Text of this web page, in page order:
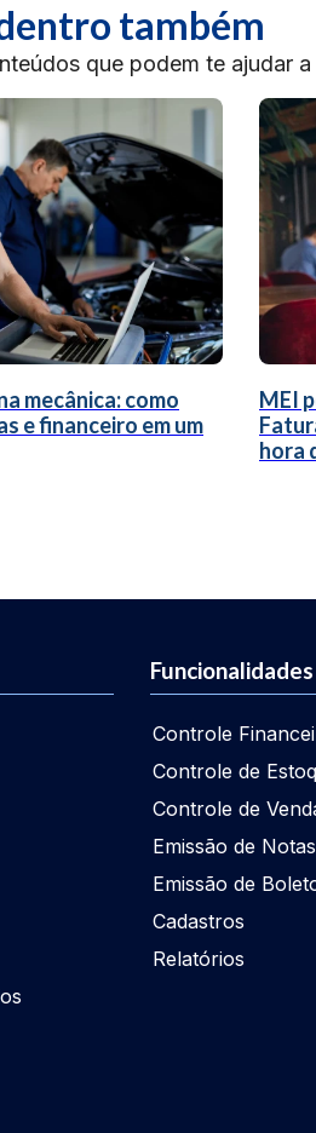
também
que podem te ajudar
mecânica: como
e financeiro em um
MEI
hora
Funcionalidades
Controle
Controle de
Controle de
Emissão de Notas
Emissão de
Cadastros
Relatórios